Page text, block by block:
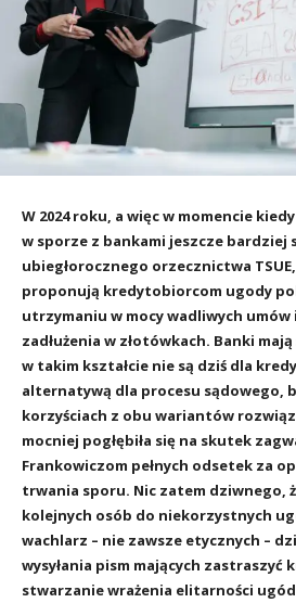
W 2024 roku, a więc w momencie
w sporze z bankami jeszcze bardziej
ubiegłorocznego orzecznictwa
proponują kredytobiorcom ugody
utrzymaniu w mocy wadliwych umów
zadłużenia w złotówkach. Banki
w takim kształcie nie są dziś dla
alternatywą dla procesu sądowego,
korzyściach z obu wariantów
mocniej pogłębiła się na skutek
Frankowiczom pełnych odsetek za
trwania sporu. Nic zatem dziwnego,
kolejnych osób do niekorzystnych
wachlarz – nie zawsze etycznych –
wysyłania pism mających zastraszyć
stwarzanie wrażenia elitarności